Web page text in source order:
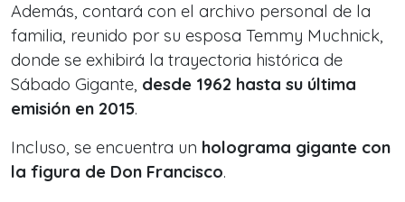
Además, contará con el archivo personal de la
familia, reunido por su esposa Temmy Muchnick,
donde se exhibirá la trayectoria histórica de
Sábado Gigante, desde 1962 hasta su última
emisión en 2015.
Incluso, se encuentra un holograma gigante con
la figura de Don Francisco.